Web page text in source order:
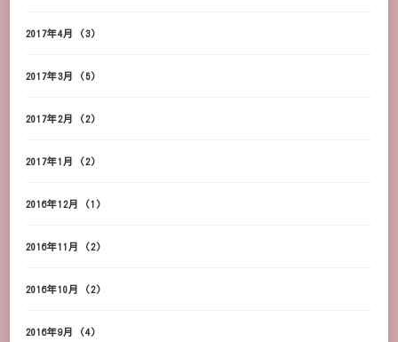
2017年4月 (3)
2017年3月 (5)
2017年2月 (2)
2017年1月 (2)
2016年12月 (1)
2016年11月 (2)
2016年10月 (2)
2016年9月 (4)